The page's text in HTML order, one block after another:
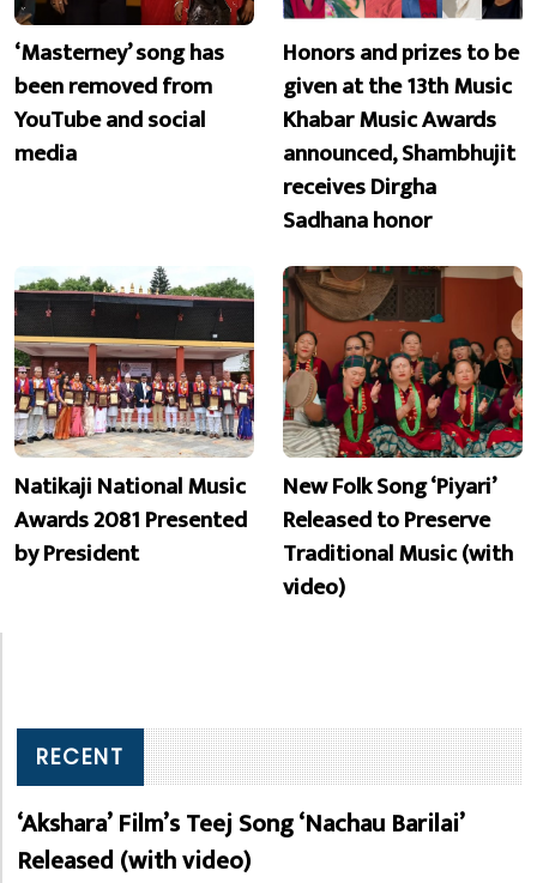
‘Masterney’ song has
been removed from
YouTube and social
media
Honors and prizes to be
given at the 13th Music
Khabar Music Awards
announced, Shambhujit
receives Dirgha
Sadhana honor
Natikaji National Music
Awards 2081 Presented
by President
New Folk Song ‘Piyari’
Released to Preserve
Traditional Music (with
video)
RECENT
‘Akshara’ Film’s Teej Song ‘Nachau Barilai’
Released (with video)